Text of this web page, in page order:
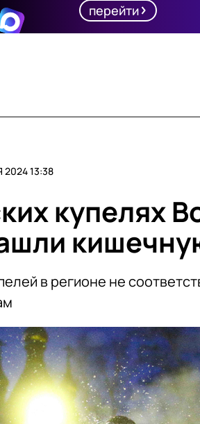
перейти
13:38
купелях
в регионе не